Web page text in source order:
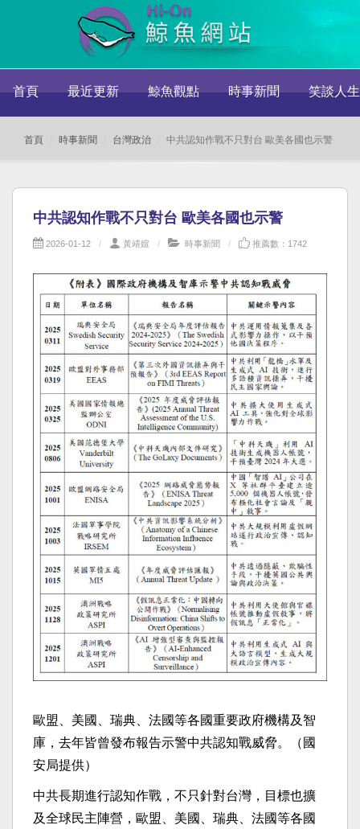
首頁 最近更新 鯨魚觀點 時事新聞 笑談人生
首頁 時事新聞 台灣政治 中共認知作戰不只對台 歐美各國也示警
中共認知作戰不只對台 歐美各國也示警
2026-01-12 黃靖媗 時事新聞 推薦數：1742
歐盟、美國、瑞典、法國等各國重要政府機構及智
庫，去年皆曾發布報告示警中共認知戰威脅。（國
安局提供）
中共長期進行認知作戰，不只針對台灣，目標也擴
及全球民主陣營，歐盟、美國、瑞典、法國等各國